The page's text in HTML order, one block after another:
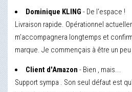
Dominique KLING - De l'espace !
Livraison rapide. Opérationnel
m'accompagnera longtemps et
marque. Je commençais à être un peu
Client d'Amazon - Bien , mais...
Support sympa . Son seul défaut est